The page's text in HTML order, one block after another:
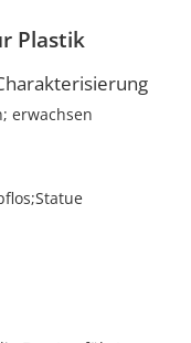
Plastik
erwachsen